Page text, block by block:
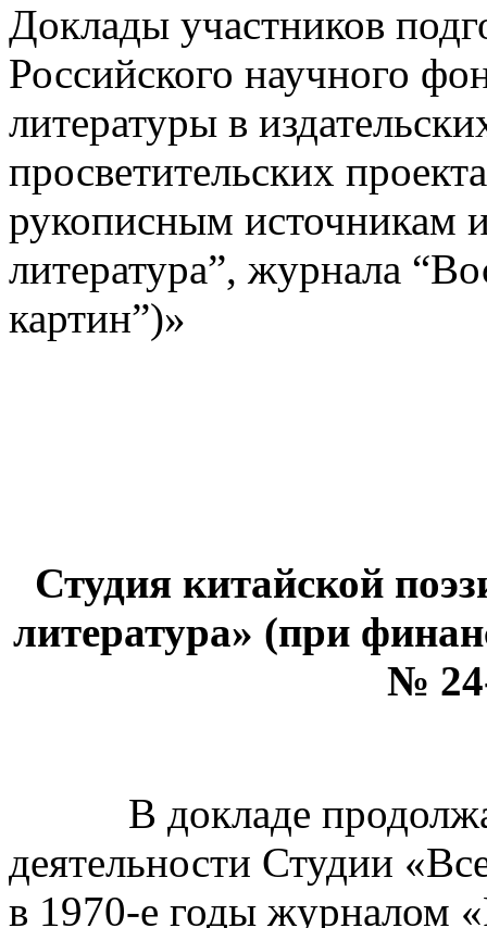
Доклады участников
Российского научного
литературы в
просветительских
рукописным источникам
литература”, журнала
картин”)»
Студия китайской
литература» (при
№
В докладе
деятельности Студии
в 1970-е годы журналом